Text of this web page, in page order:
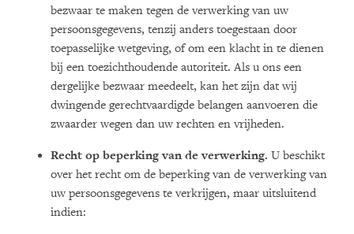
bezwaar te maken tegen de verwerking van uw
persoonsgegevens, tenzij anders toegestaan door
toepasselijke wetgeving, of om een klacht in te dienen
bij een toezichthoudende autoriteit. Als u ons een
dergelijke bezwaar meedeelt, kan het zijn dat wij
dwingende gerechtvaardigde belangen aanvoeren die
zwaarder wegen dan uw rechten en vrijheden.
Recht op beperking van de verwerking. U beschikt
over het recht om de beperking van de verwerking van
uw persoonsgegevens te verkrijgen, maar uitsluitend
indien: